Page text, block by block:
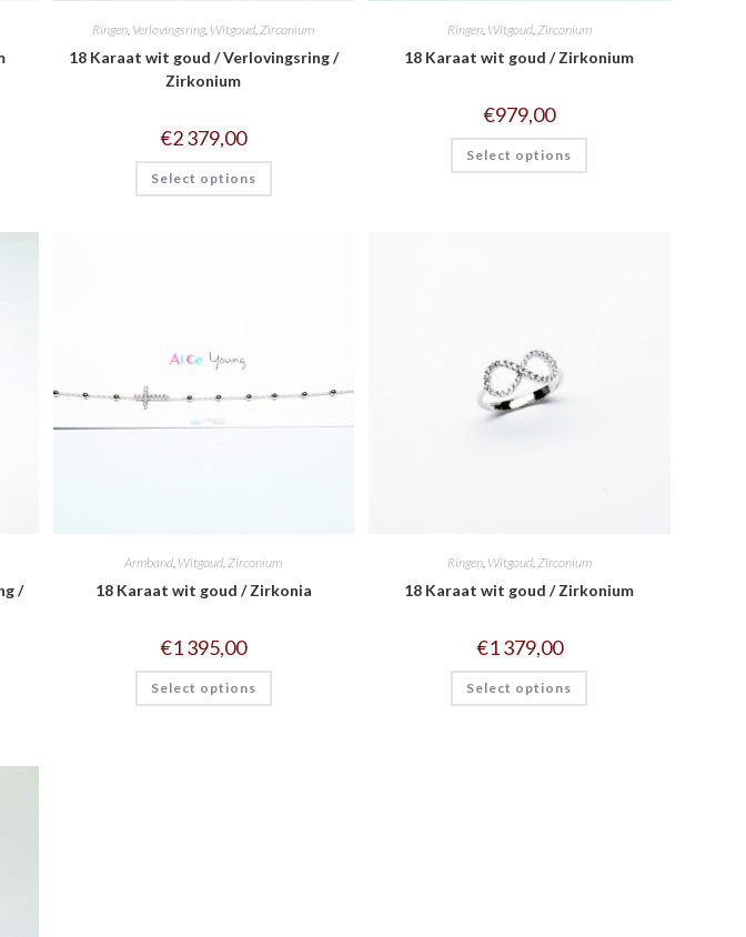
Ringen Verlovingsring, Witgoud Zirconium
18 Karaat wit goud / Verlovingsring /
Zirkonium
€2 379,00
Select options
Ringen, Witgoud, Zirconium
18 Karaat wit goud / Zirkonium
€979,00
Select options
/
Armband, Witgoud,Zirconium
18 Karaat wit goud / Zirkonia
€1 395,00
Select options
Ringen, Witgoud,Zirconium
18 Karaat wit goud / Zirkonium
€1 379,00
Select options